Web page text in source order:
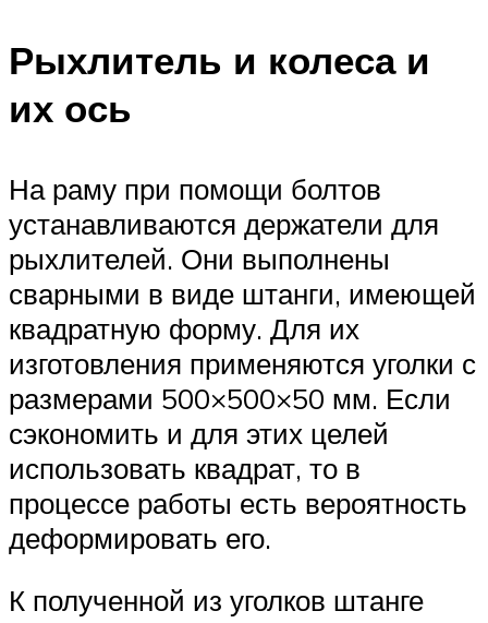
Рыхлитель и колеса и
их ось
На раму при помощи болтов
устанавливаются держатели для
рыхлителей. Они выполнены
сварными в виде штанги, имеющей
квадратную форму. Для их
изготовления применяются уголки с
размерами 500×500×50 мм. Если
сэкономить и для этих целей
использовать квадрат, то в
процессе работы есть вероятность
деформировать его.
К полученной из уголков штанге